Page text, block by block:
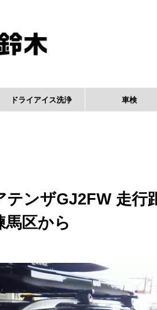
ドライアイス洗浄 車検
テンザGJ2FW 走行
馬区から